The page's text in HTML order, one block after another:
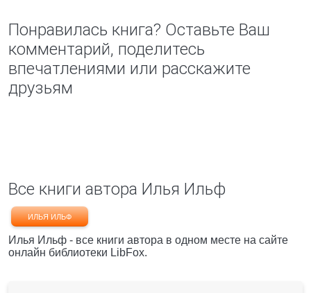
Понравилась книга? Оставьте Ваш
комментарий, поделитесь
впечатлениями или расскажите
друзьям
Все книги автора Илья Ильф
ИЛЬЯ ИЛЬФ
Илья Ильф - все книги автора в одном месте на сайте
онлайн библиотеки LibFox.